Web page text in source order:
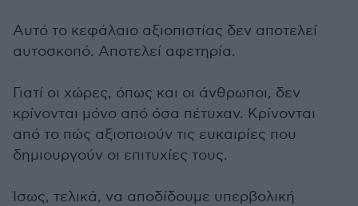
Αυτό το κεφάλαιο αξιοπιστίας δεν αποτελεί
αυτοσκοπό. Αποτελεί αφετηρία.
Γιατί οι χώρες, όπως και οι άνθρωποι, δεν
κρίνονται μόνο από όσα πέτυχαν. Κρίνονται
από το πώς αξιοποιούν τις ευκαιρίες που
δημιουργούν οι επιτυχίες τους.
Ίσως, τελικά, να αποδίδουμε υπερβολική